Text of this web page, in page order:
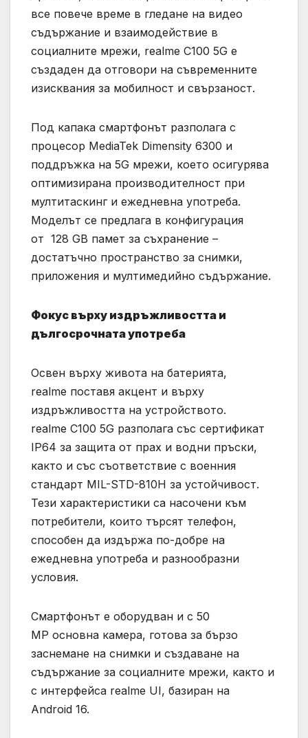
все повече време в гледане на видео
съдържание и взаимодействие в
социалните мрежи, realme C100 5G е
създаден да отговори на съвременните
изисквания за мобилност и свързаност.
Под капака смартфонът разполага с
процесор MediaTek Dimensity 6300 и
поддръжка на 5G мрежи, което осигурява
оптимизирана производителност при
мултитаскинг и ежедневна употреба.
Моделът се предлага в конфигурация
от 128 GB памет за съхранение –
достатъчно пространство за снимки,
приложения и мултимедийно съдържание.
Фокус върху издръжливостта и
дългосрочната употреба
Освен върху живота на батерията,
realme поставя акцент и върху
издръжливостта на устройството.
realme C100 5G разполага със сертификат
IP64 за защита от прах и водни пръски,
както и със съответствие с военния
стандарт MIL-STD-810H за устойчивост.
Тези характеристики са насочени към
потребители, които търсят телефон,
способен да издържа по-добре на
ежедневна употреба и разнообразни
условия.
Смартфонът е оборудван и с 50
MP основна камера, готова за бързо
заснемане на снимки и създаване на
съдържание за социалните мрежи, както и
с интерфейса realme UI, базиран на
Android 16.